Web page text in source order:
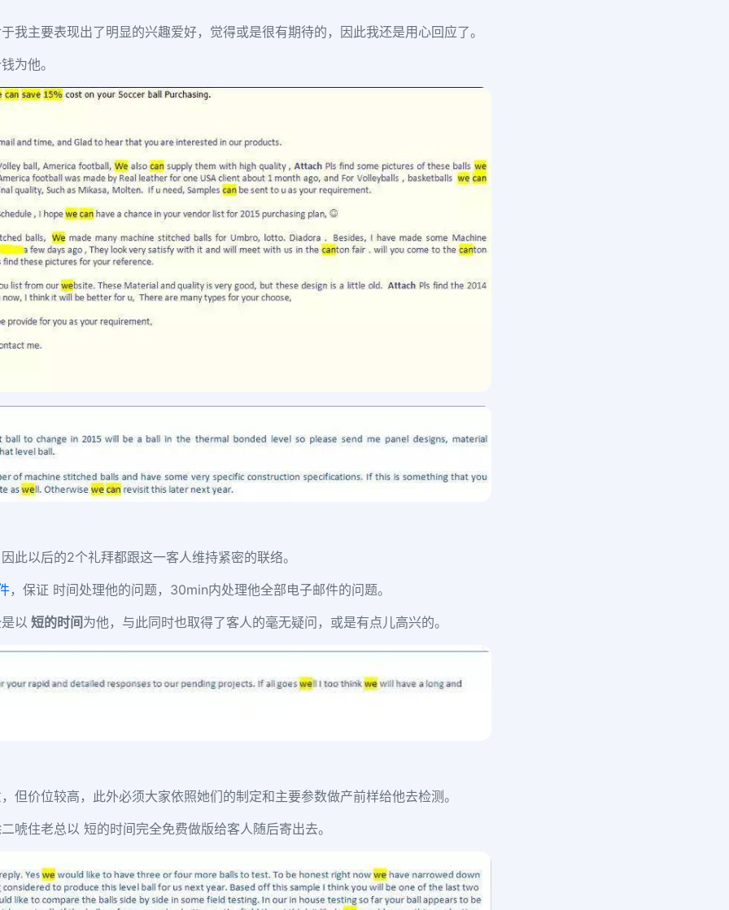
我主要表现出了明显的兴趣爱好，觉得或是很有期待的，因此我还是用心回应了。
为他。
此以后的2个礼拜都跟这一客人维持紧密的联络。
，保证 时间处理他的问题，30min内处理他全部电子邮件的问题。
以 短的时间为他，与此同时也取得了客人的毫无疑问，或是有点儿高兴的。
但价位较高，此外必须大家依照她们的制定和主要参数做产前样给他去检测。
唬住老总以 短的时间完全免费做版给客人随后寄出去。